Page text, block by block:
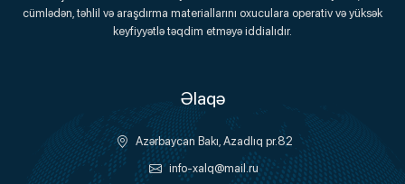
Onlayn Platforma
cümlədən, təhlil və araşdırma materiallarını oxuculara operativ və yüksək
keyfiyyətlə təqdim etməyə iddialıdır.
Əlaqə
Azərbaycan Bakı, Azadlıq pr.82
info-xalq@mail.ru